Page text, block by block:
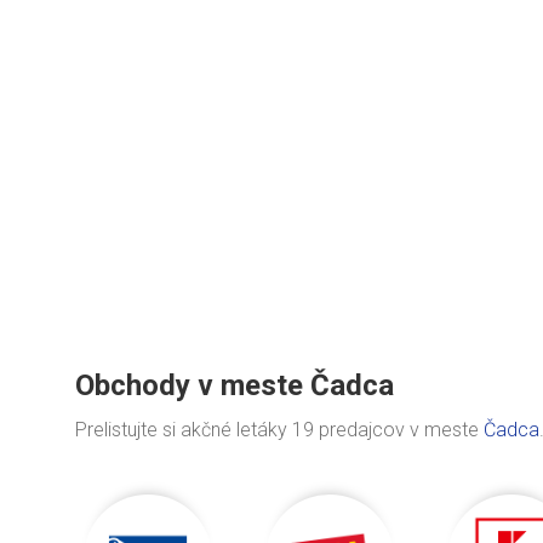
Obchody v meste Čadca
Prelistujte si akčné letáky 19 predajcov v meste Čadca.